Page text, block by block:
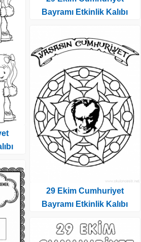
Bayramı Etkinlik Kalıbı
29 Ekim Cumhuriyet
Bayramı Etkinlik Kalıbı